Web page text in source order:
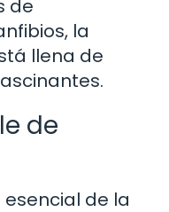
de
la
llena de
de
de la